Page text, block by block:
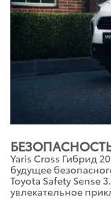
Yaris Cross Гибрид
будущее
Toyota Safety Sense
увлекательное